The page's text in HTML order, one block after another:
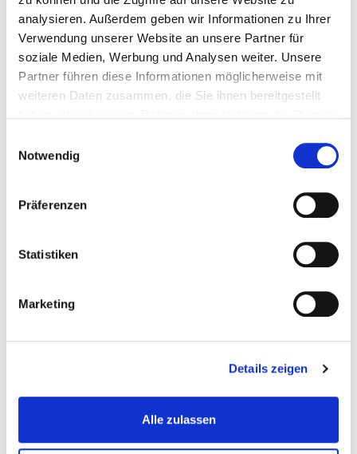
analysieren. Außerdem geben wir Informationen zu Ihrer
Verwendung unserer Website an unsere Partner für
soziale Medien, Werbung und Analysen weiter. Unsere
Partner führen diese Informationen möglicherweise mit
weiteren Daten zusammen, die Sie ihnen bereitgestellt
Notwendig
Präferenzen
Statistiken
Marketing
Details zeigen
Alle zulassen
ZUSATZSTOFFE
ÄHNLICHE PRODUKTE
The Original Deluxe
Burger Box